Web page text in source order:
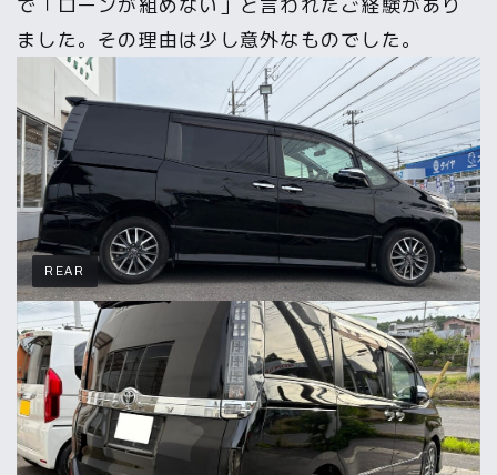
ました。その理由は少し意外なものでした。
REAR